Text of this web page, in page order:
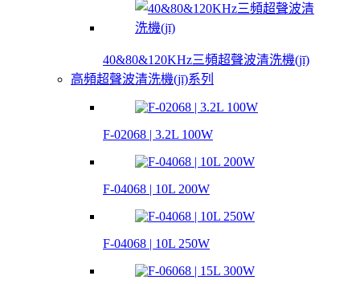
40&80&120KHz三頻超聲波清洗機(jī)
高頻超聲波清洗機(jī)系列
F-02068 | 3.2L 100W
F-04068 | 10L 200W
F-04068 | 10L 250W